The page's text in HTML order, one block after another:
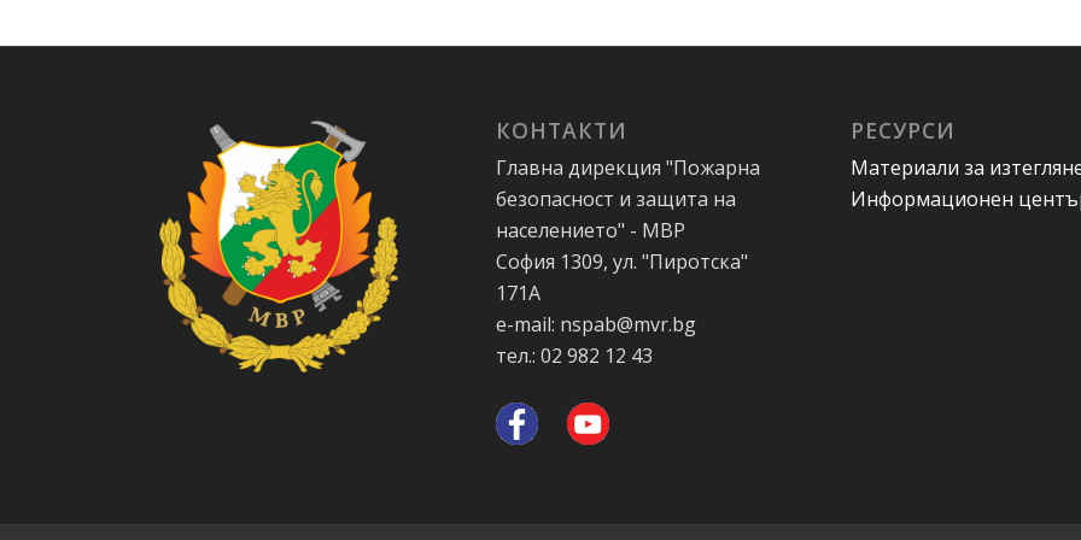
КОНТАКТИ
Главна дирекция "Пожарна
безопасност и защита на
населението" - МВР
София 1309, ул. "Пиротска"
171А
e-mail: nspab@mvr.bg
тел.: 02 982 12 43
РЕСУРСИ
Материали за
Информационен